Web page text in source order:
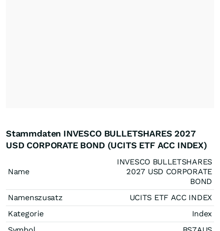
Stammdaten INVESCO BULLETSHARES 2027
USD CORPORATE BOND (UCITS ETF ACC INDEX)
Name
INVESCO BULLETSHARES
2027 USD CORPORATE
BOND
Namenszusatz
UCITS ETF ACC INDEX
Kategorie
Index